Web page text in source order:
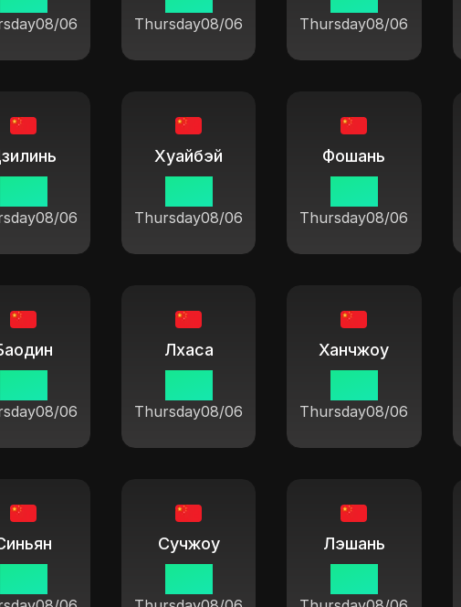
08/06 Thursday08/06 Thursday08/06
08/06
Хуайбэй
Thursday08/06
Фошань
Thursday08/06
08/06
Лхаса
Thursday08/06
Ханчжоу
Thursday08/06
Сучжоу Лэшань